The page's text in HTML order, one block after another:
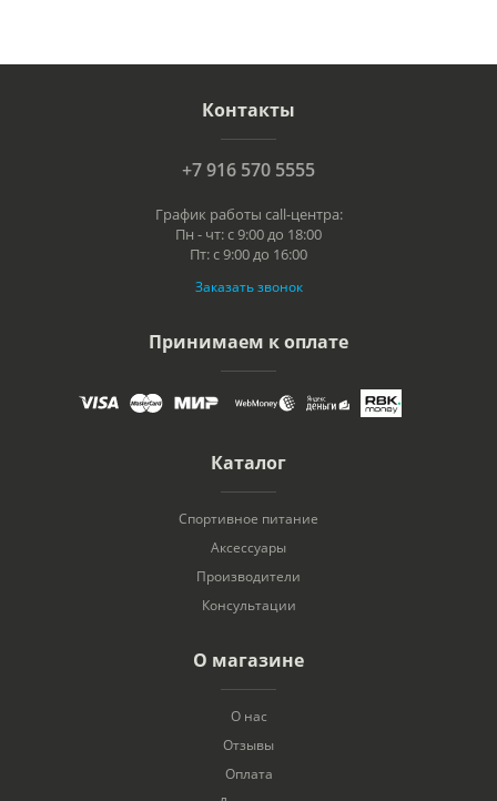
Контакты
+7 916 570 5555
График работы call-центра:
Пн - чт: с 9:00 до 18:00
Пт: с 9:00 до 16:00
Заказать звонок
Принимаем к оплате
Каталог
Спортивное питание
Аксессуары
Производители
Консультации
О магазине
О нас
Отзывы
Оплата